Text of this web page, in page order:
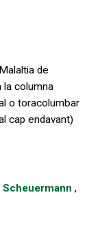
de
la columna
o toracolumbar
cap endavant)
Scheuermann ,